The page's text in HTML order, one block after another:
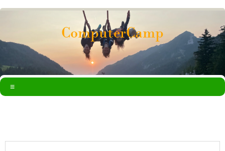
ComputerCamp